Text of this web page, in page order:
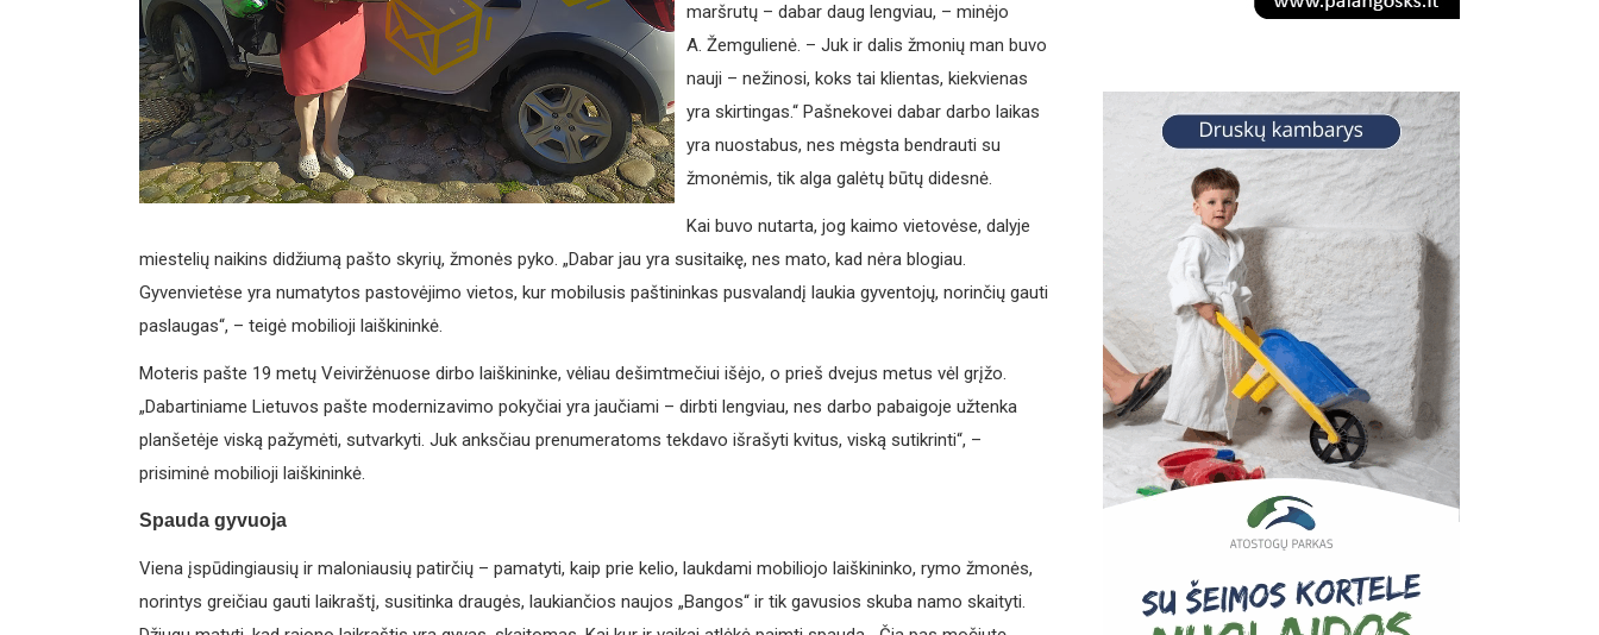
maršrutų – dabar daug lengviau, – minėjo
A. Žemgulienė. – Juk ir dalis žmonių man buvo
nauji – nežinosi, koks tai klientas, kiekvienas
yra skirtingas.“ Pašnekovei dabar darbo laikas
yra nuostabus, nes mėgsta bendrauti su
žmonėmis, tik alga galėtų būtų didesnė.
Kai buvo nutarta, jog kaimo vietovėse, dalyje
miestelių naikins didžiumą pašto skyrių, žmonės pyko. „Dabar jau yra susitaikę, nes mato, kad nėra blogiau.
Gyvenvietėse yra numatytos pastovėjimo vietos, kur mobilusis paštininkas pusvalandį laukia gyventojų, norinčių gauti
paslaugas“, – teigė mobilioji laiškininkė.
Moteris pašte 19 metų Veiviržėnuose dirbo laiškininke, vėliau dešimtmečiui išėjo, o prieš dvejus metus vėl grįžo.
„Dabartiniame Lietuvos pašte modernizavimo pokyčiai yra jaučiami – dirbti lengviau, nes darbo pabaigoje užtenka
planšetėje viską pažymėti, sutvarkyti. Juk anksčiau prenumeratoms tekdavo išrašyti kvitus, viską sutikrinti“, –
prisiminė mobilioji laiškininkė.
Spauda gyvuoja
Viena įspūdingiausių ir maloniausių patirčių – pamatyti, kaip prie kelio, laukdami mobiliojo laiškininko, rymo žmonės,
norintys greičiau gauti laikraštį, susitinka draugės, laukiančios naujos „Bangos“ ir tik gavusios skuba namo skaityti.